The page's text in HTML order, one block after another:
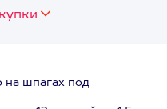
на шпагах под